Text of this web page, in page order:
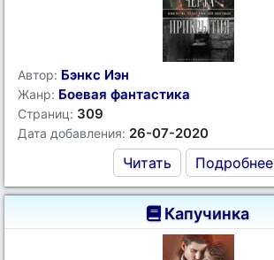
Автор: Бэнкс Иэн
Жанр: Боевая фантастика
Страниц: 309
Дата добавления: 26-07-2020
Читать Подробнее
Капучинка